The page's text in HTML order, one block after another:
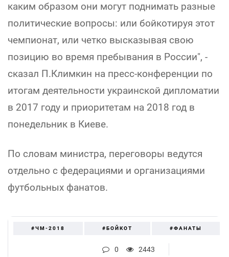
каким образом они могут поднимать разные
политические вопросы: или бойкотируя этот
чемпионат, или четко высказывая свою
позицию во время пребывания в России", -
сказал П.Климкин на пресс-конференции по
итогам деятельности украинской дипломатии
в 2017 году и приоритетам на 2018 год в
понедельник в Киеве.
По словам министра, переговоры ведутся
отдельно с федерациями и организациями
футбольных фанатов.
#ЧМ-2018 #БОЙКОТ #ФАНАТЫ
0 2443